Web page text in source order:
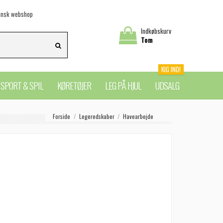
webshop
Indkøbskurv
Tom
SPORT & SPIL KØRETØJER LEG PÅ HJUL UDSALG
KIG IND!
Forside Legeredskaber Havearbejde